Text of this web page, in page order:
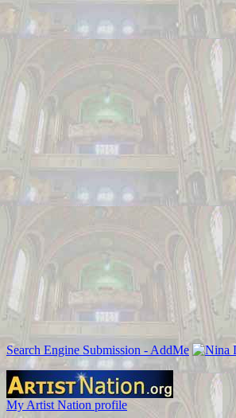
Search Engine Submission - AddMe
My Artist Nation profile